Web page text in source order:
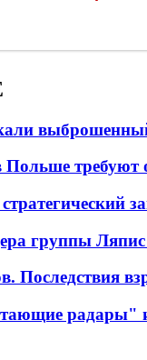
Польше требуют
группы
Последствия
радары"